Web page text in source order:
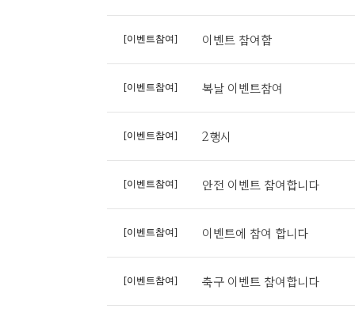
[이벤트참여] 이벤트 참여함
[이벤트참여] 복날 이벤트참여
[이벤트참여] 2행시
[이벤트참여] 안전 이벤트 참여합니다
[이벤트참여] 이벤트에 참여 합니다
[이벤트참여] 축구 이벤트 참여합니다